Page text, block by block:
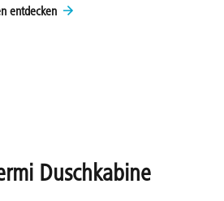
entdecken
Duschkabine